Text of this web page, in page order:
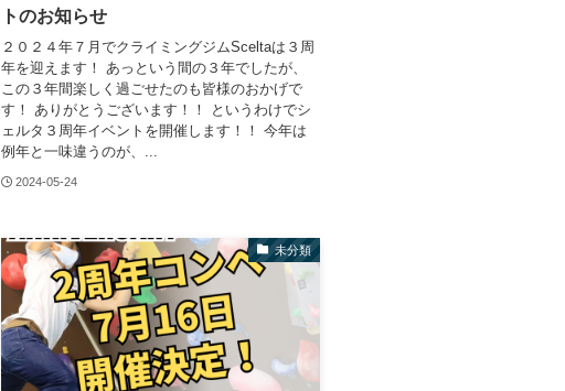
トのお知らせ
２０２４年７月でクライミングジムSceltaは３周
年を迎えます！ あっという間の３年でしたが、
この３年間楽しく過ごせたのも皆様のおかげで
す！ ありがとうございます！！ というわけでシ
ェルタ３周年イベントを開催します！！ 今年は
例年と一味違うのが、...
2024-05-24
未分類